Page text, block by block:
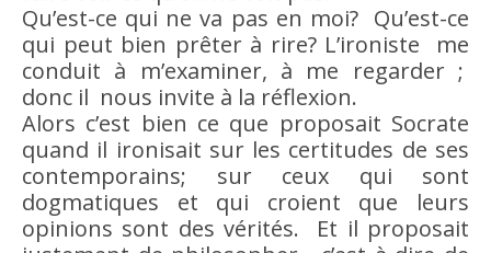
Qu’est-ce qui ne va pas en moi? Qu’est-ce
qui peut bien prêter à rire? L’ironiste me
conduit à m’examiner, à me regarder ;
donc il nous invite à la réflexion.
Alors c’est bien ce que proposait Socrate
quand il ironisait sur les certitudes de ses
contemporains; sur ceux qui sont
dogmatiques et qui croient que leurs
opinions sont des vérités. Et il proposait